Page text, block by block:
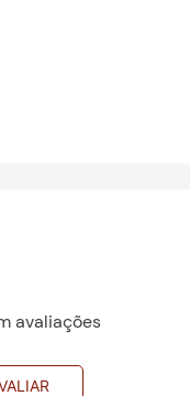
avaliações